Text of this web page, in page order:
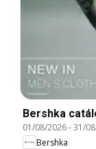
Bershka
01/08/2026-31/
Bershka